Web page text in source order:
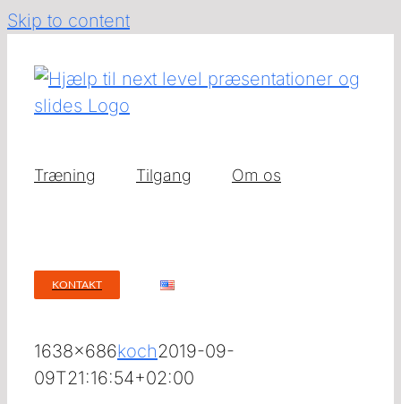
Skip to content
Træning Tilgang Om os
KONTAKT
1638×686koch2019-09-
09T21:16:54+02:00